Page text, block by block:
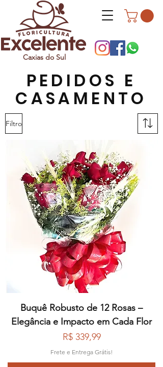
Caxias do Sul
PEDIDOS E
CASAMENTO
Filtro
Buquê Robusto de 12 Rosas –
Elegância e Impacto em Cada Flor
Preço
R$ 339,99
Frete e Entrega Grátis!